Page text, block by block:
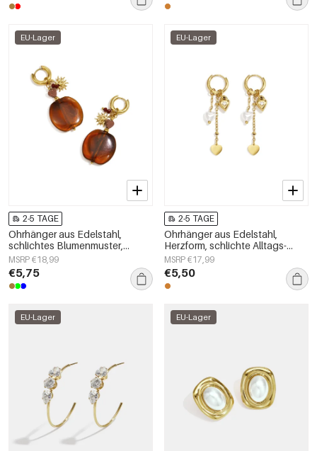
EU-Lager
2-5 TAGE
Ohrhänger aus Edelstahl,
schlichtes Blumenmuster,
schlichte Alltags-Serie,
Damenschmuck
MSRP €18,99
€5,75
EU-Lager
2-5 TAGE
Ohrhänger aus Edelstahl,
Herzform, schlichte Alltags-
Serie, Damenschmuck
MSRP €17,99
€5,50
EU-Lager EU-Lager